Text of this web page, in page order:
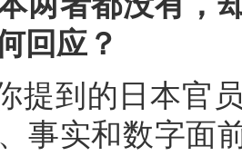
回应？
提到的日本官
事实和数字面